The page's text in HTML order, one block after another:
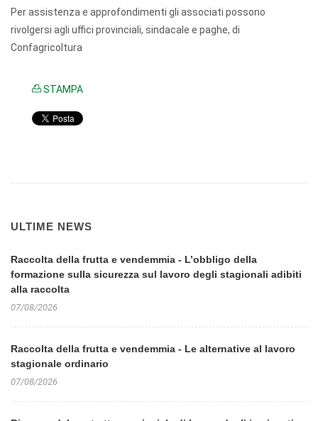
Per assistenza e approfondimenti gli associati possono
rivolgersi agli uffici provinciali, sindacale e paghe, di
Confagricoltura
STAMPA
ULTIME NEWS
Raccolta della frutta e vendemmia - L’obbligo della
formazione sulla sicurezza sul lavoro degli stagionali adibiti
alla raccolta
07/08/2026
Raccolta della frutta e vendemmia - Le alternative al lavoro
stagionale ordinario
07/08/2026